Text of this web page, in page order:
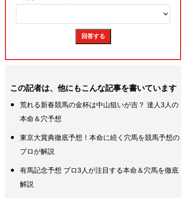
この記者は、他にもこんな記事を書いています
荒れる新春競馬の金杯は中山狙いが吉？ 達人3人の
本命＆穴予想
東京大賞典徹底予想！本命に続く穴馬を競馬予想の
プロが解説
有馬記念予想 プロ3人が注目する本命＆穴馬を徹底
解説